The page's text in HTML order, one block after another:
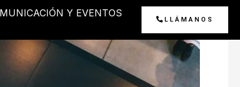
Y EVENTOS
LLÁMANOS